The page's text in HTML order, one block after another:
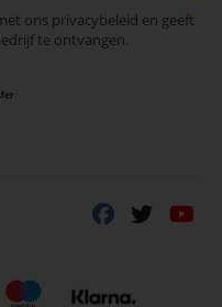
ons privacybeleid en geeft
te ontvangen.